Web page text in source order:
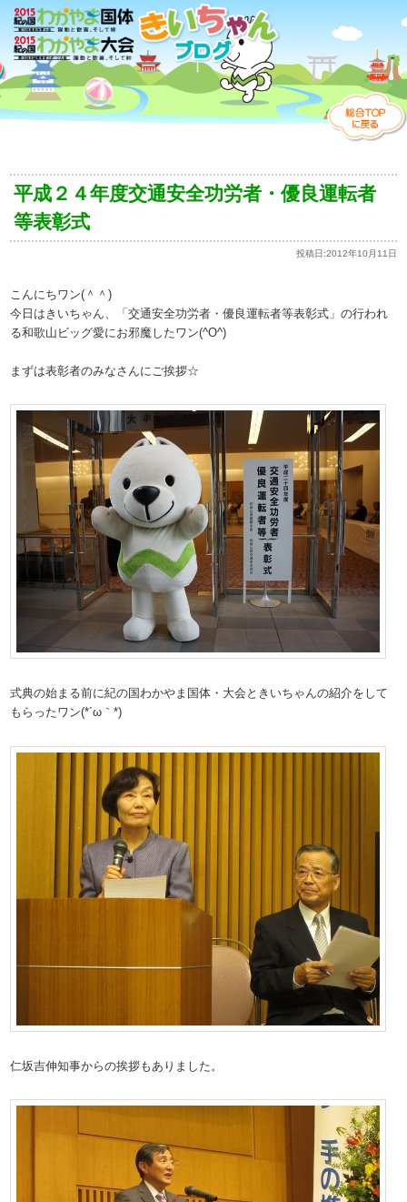
平成２４年度交通安全功労者・優良運転者
等表彰式
投稿日:2012年10月11日
こんにちワン(＾＾)
今日はきいちゃん、「交通安全功労者・優良運転者等表彰式」の行われ
る和歌山ビッグ愛にお邪魔したワン(^O^)
まずは表彰者のみなさんにご挨拶☆
式典の始まる前に紀の国わかやま国体・大会ときいちゃんの紹介をして
もらったワン(*´ω｀*)
仁坂吉伸知事からの挨拶もありました。